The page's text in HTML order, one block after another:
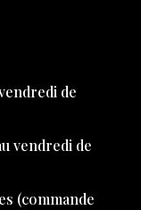
de
vendredi de
(commande